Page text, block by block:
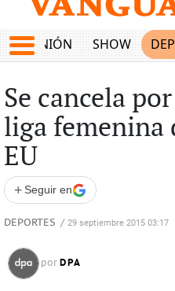
OPINIÓN SHOW
Se cancela
liga femenina
EU
+ Seguir en
DEPORTES / 29 septiembre 2015 03:17
por DPA